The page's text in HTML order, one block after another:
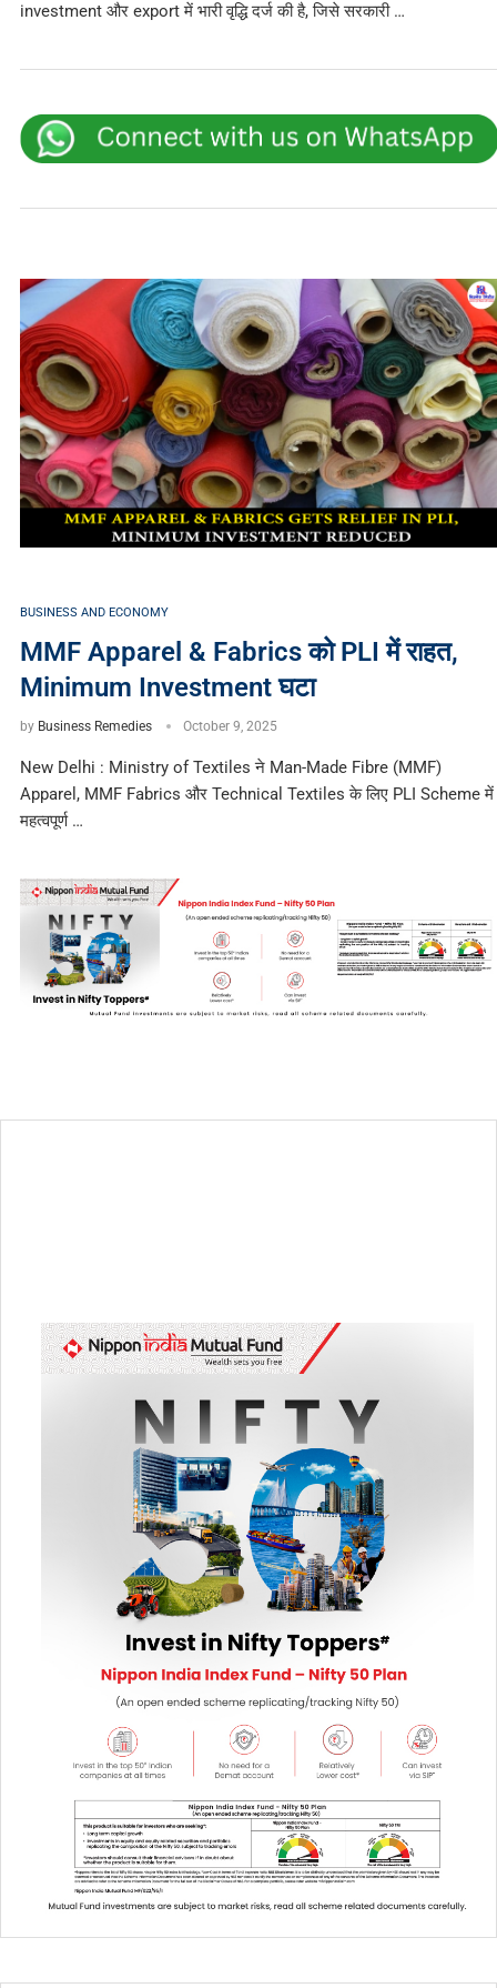
investment और export में भारी वृद्धि दर्ज की है, जिसे सरकारी …
BUSINESS AND ECONOMY
MMF Apparel & Fabrics को PLI में राहत,
Minimum Investment घटा
by Business Remedies October 9, 2025
New Delhi : Ministry of Textiles ने Man-Made Fibre (MMF)
Apparel, MMF Fabrics और Technical Textiles के लिए PLI Scheme में
महत्वपूर्ण …